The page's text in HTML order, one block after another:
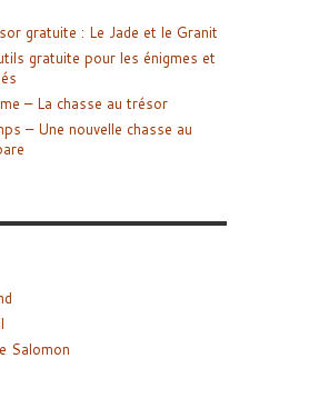
gratuite : Le Jade et le Granit
gratuite pour les énigmes et
– La chasse au trésor
– Une nouvelle chasse au
Salomon